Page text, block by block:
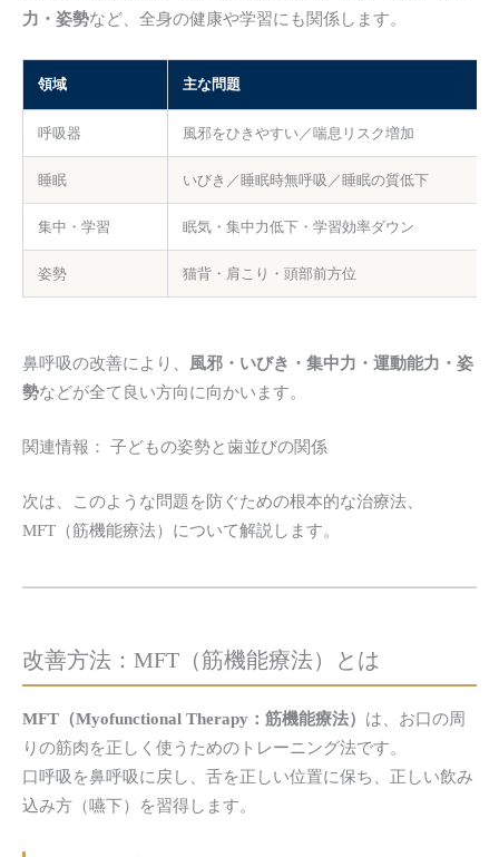
力・姿勢など、全身の健康や学習にも関係します。
領域 主な問題
呼吸器 風邪をひきやすい／喘息リスク増加
睡眠 いびき／睡眠時無呼吸／睡眠の質低下
集中・学習 眠気・集中力低下・学習効率ダウン
姿勢 猫背・肩こり・頭部前方位
鼻呼吸の改善により、
風邪・いびき・集中力・運動能力・姿
勢などが全て良い方向に向かいます。
関連情報： 子どもの姿勢と歯並びの関係
次は、このような問題を防ぐための根本的な治療法、
MFT（筋機能療法）について解説します。
改善方法： MFT（筋機能療法）とは
MFT（Myofunctional Therapy：筋機能療法） は、お口の周
りの筋肉を正しく使うためのトレーニング法です。
口呼吸を鼻呼吸に戻し、舌を正しい位置に保ち、正しい飲み
込み方（嚥下）を習得します。